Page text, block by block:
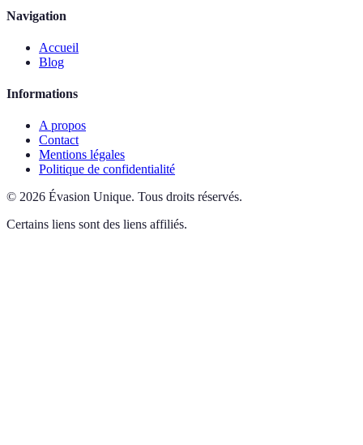
Navigation
Accueil
Blog
Informations
A propos
Contact
Mentions légales
Politique de confidentialité
© 2026 Évasion Unique. Tous droits réservés.
Certains liens sont des liens affiliés.